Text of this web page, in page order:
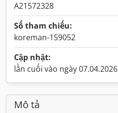
A21572328
Số tham chiếu:
koreman-159052
Cập nhật:
lần cuối vào ngày 07.04.2026
Mô tả